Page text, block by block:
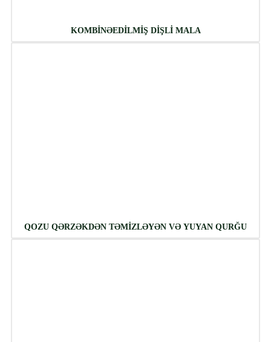
KOMBİNƏEDİLMİŞ DİŞLİ MALA
QOZU QƏRZƏKDƏN TƏMİZLƏYƏN VƏ YUYAN QURĞU